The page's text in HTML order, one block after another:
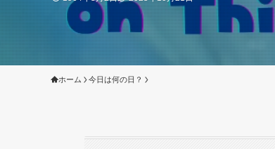
ホーム 今日は何の日？